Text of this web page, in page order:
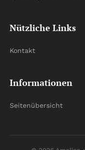
Nützliche Links
Kontakt
Informationen
Seitenübersicht